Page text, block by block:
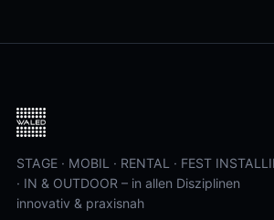
STAGE · MOBIL · RENTAL · FEST
· IN & OUTDOOR – in allen Disziplinen
innovativ & praxisnah